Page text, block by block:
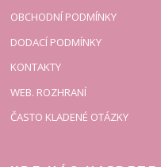
OBCHODNÍ PODMÍNKY
DODACÍ PODMÍNKY
KONTAKTY
WEB. ROZHRANÍ
ČASTO KLADENÉ OTÁZKY